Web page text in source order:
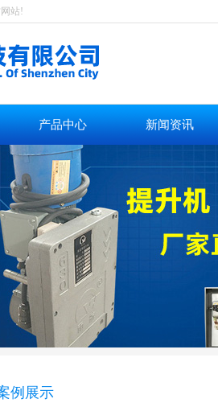
站!
产品中心 新闻资讯
例展示